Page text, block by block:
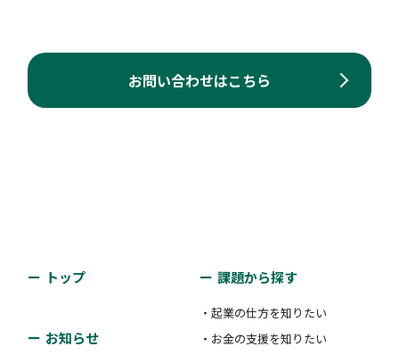
お問い合わせはこちら
トップ
お知らせ
課題から探す
・起業の仕方を知りたい
・お金の支援を知りたい